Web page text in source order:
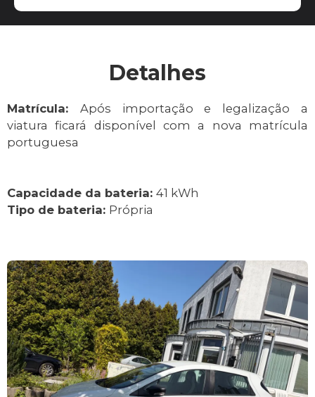
Detalhes
Matrícula: Após importação e legalização a
viatura ficará disponível com a nova matrícula
portuguesa
Capacidade da bateria: 41 kWh
Tipo de bateria: Própria